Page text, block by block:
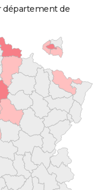
département de